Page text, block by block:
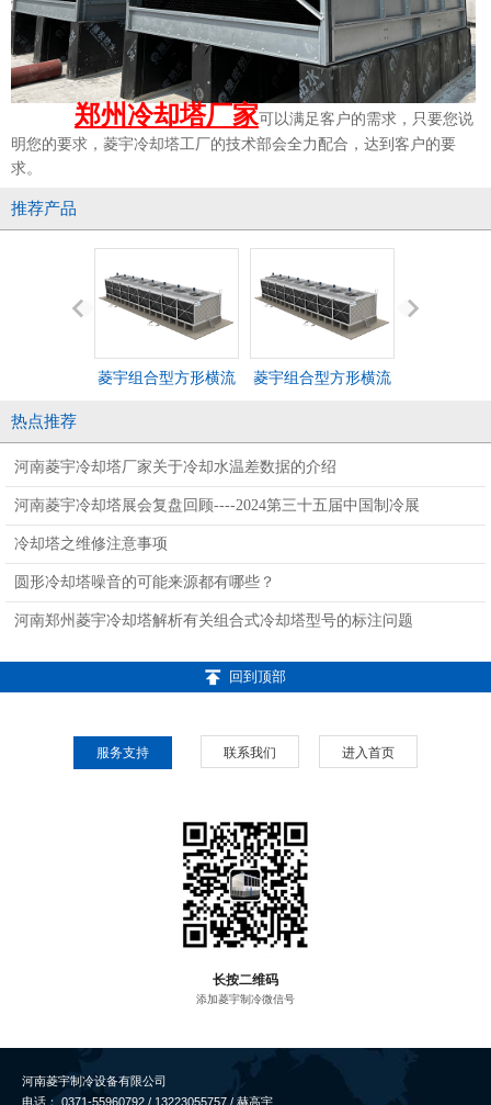
郑州冷却塔厂家可以满足客户的需求，只要您说
明您的要求，菱宇冷却塔工厂的技术部会全力配合，达到客户的要
求。
推荐产品
菱宇组合型方形横流
塔
菱宇组合型方形横流
塔
热点推荐
河南菱宇冷却塔厂家关于冷却水温差数据的介绍
河南菱宇冷却塔展会复盘回顾----2024第三十五届中国制冷展
冷却塔之维修注意事项
圆形冷却塔噪音的可能来源都有哪些？
河南郑州菱宇冷却塔解析有关组合式冷却塔型号的标注问题
回到顶部
服务支持 联系我们 进入首页
长按二维码
添加菱宇制冷微信号
河南菱宇制冷设备有限公司
电话： 0371-55960792 / 13223055757 / 赫高宇